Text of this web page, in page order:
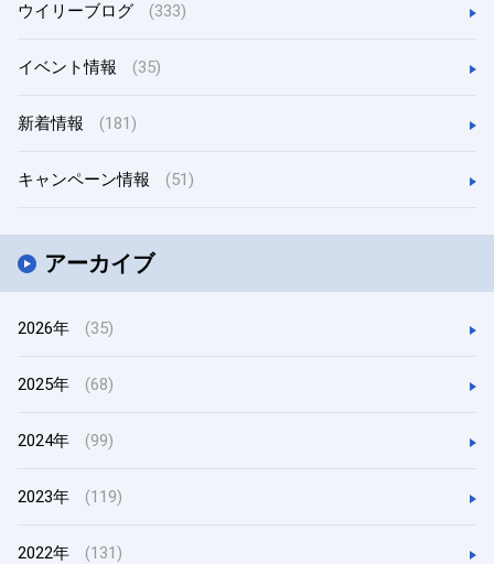
ウイリーブログ (333)
イベント情報 (35)
新着情報 (181)
キャンペーン情報 (51)
アーカイブ
2026年 (35)
2025年 (68)
2024年 (99)
2023年 (119)
2022年 (131)